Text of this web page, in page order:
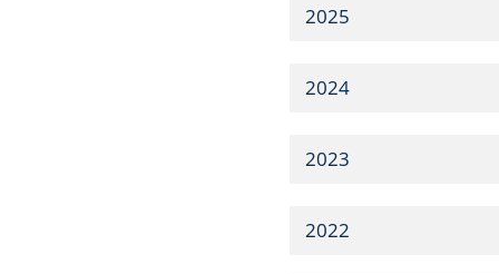
2025
2024
2023
2022